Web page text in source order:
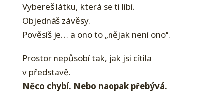
Vybereš látku, která se ti líbí.
Objednáš závěsy.
Pověsíš je… a ono to „nějak není ono“.
Prostor nepůsobí tak, jak jsi cítila
v představě.
Něco chybí. Nebo naopak přebývá.